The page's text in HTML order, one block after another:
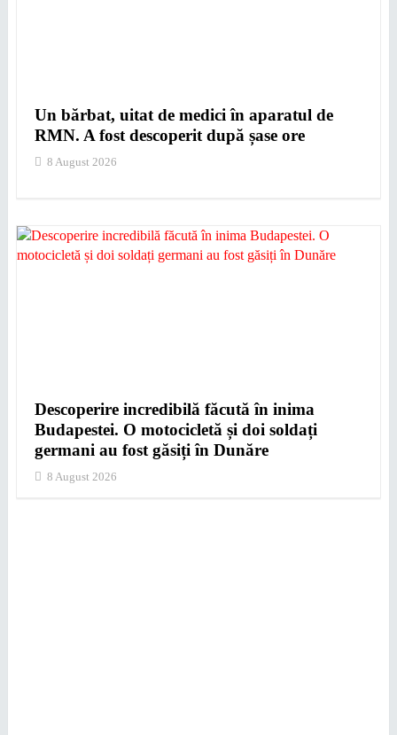
Un bărbat, uitat de medici în aparatul de
RMN. A fost descoperit după șase ore
8 August 2026
Descoperire incredibilă făcută în inima
Budapestei. O motocicletă și doi soldați
germani au fost găsiți în Dunăre
8 August 2026